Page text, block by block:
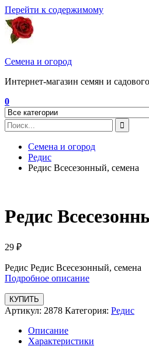
Перейти к содержимому
Семена и огород
Интернет-магазин семян и
0
Семена и огород
Редис
Редис Всесезонный, семена
Редис
29 ₽
Редис Редис Всесезонный, семена
Подробное описание
КУПИТЬ
Артикул: 2878 Категория: Редис
Описание
Характеристики